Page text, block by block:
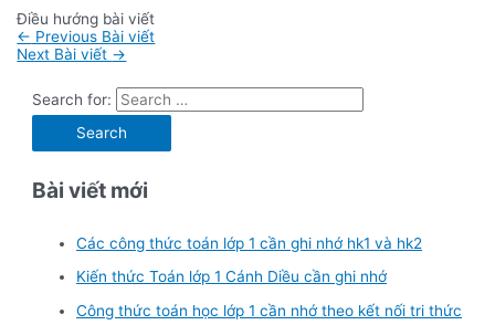
Điều hướng bài viết
← Previous Bài viết
Next Bài viết →
Search for:
Bài viết mới
Các công thức toán lớp 1 cần ghi nhớ hk1 và hk2
Kiến thức Toán lớp 1 Cánh Diều cần ghi nhớ
Công thức toán học lớp 1 cần nhớ theo kết nối tri thức